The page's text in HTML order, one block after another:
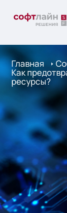
Главная
Как
ресурсы?